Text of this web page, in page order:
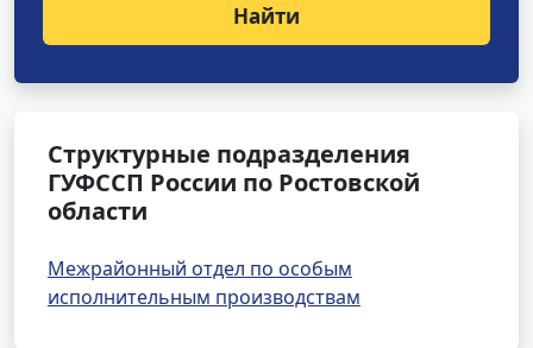
Найти
Структурные подразделения
ГУФССП России по Ростовской
области
Межрайонный отдел по особым
исполнительным производствам